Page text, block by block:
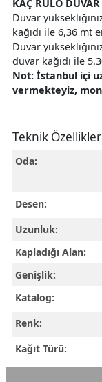
KAÇ RULO
Duvar
kağıdı ile 6,36 mt
Duvar
duvar kağıdı ile
Not: İstanbul içi
vermekteyiz,
Teknik Özellikler
Oda:
Desen:
Uzunluk:
Kapladığı Alan:
Genişlik:
Katalog:
Renk:
Kağıt Türü: